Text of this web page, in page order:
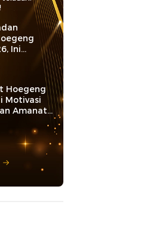
Ini
Kiprahnya
Hoegeng
Motivasi
Amanat